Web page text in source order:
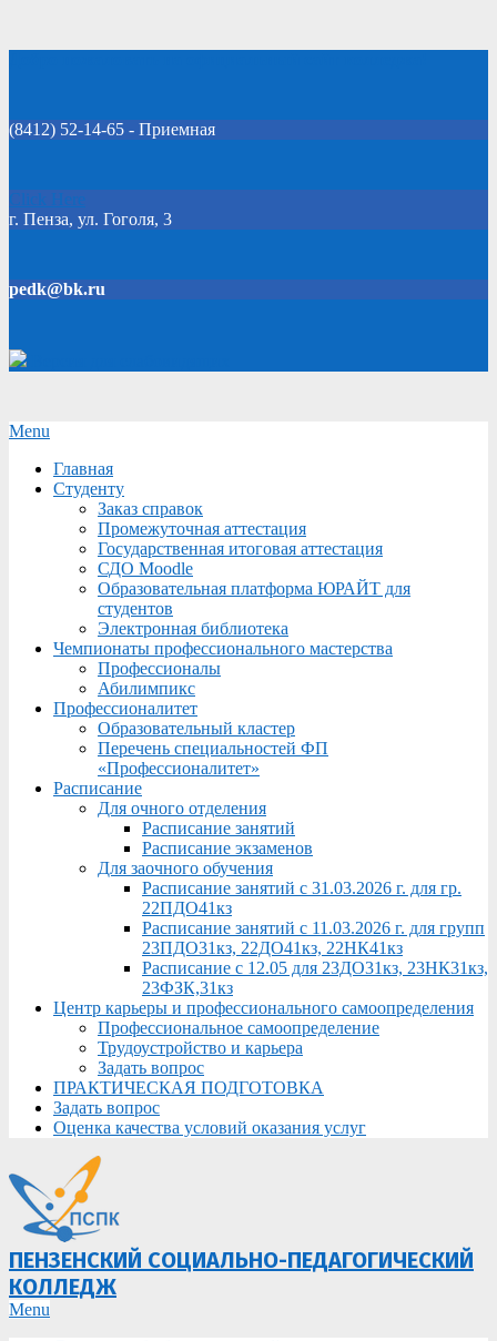
(8412) 52-14-65 - Приемная
Click Here
г. Пенза, ул. Гоголя, 3
pedk@bk.ru
Secondary
Menu
Menu
Главная
Студенту
Заказ справок
Промежуточная аттестация
Государственная итоговая аттестация
СДО Moodle
Образовательная платформа ЮРАЙТ для
студентов
Электронная библиотека
Чемпионаты профессионального мастерства
Профессионалы
Абилимпикс
Профессионалитет
Образовательный кластер
Перечень специальностей ФП
«Профессионалитет»
Расписание
Для очного отделения
Расписание занятий
Расписание экзаменов
Для заочного обучения
Расписание занятий с 31.03.2026 г. для гр.
22ПДО41кз
Расписание занятий с 11.03.2026 г. для групп
23ПДО31кз, 22ДО41кз, 22НК41кз
Расписание с 12.05 для 23ДО31кз, 23НК31кз,
23ФЗК,31кз
Центр карьеры и профессионального самоопределения
Профессиональное самоопределение
Трудоустройство и карьера
Задать вопрос
ПРАКТИЧЕСКАЯ ПОДГОТОВКА
Задать вопрос
Оценка качества условий оказания услуг
ПЕНЗЕНСКИЙ СОЦИАЛЬНО-ПЕДАГОГИЧЕСКИЙ
КОЛЛЕДЖ
Primary
Menu